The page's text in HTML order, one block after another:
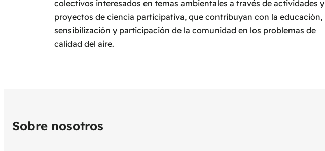
colectivos interesados en temas ambientales a través de actividades y
proyectos de ciencia participativa, que contribuyan con la educación,
sensibilización y participación de la comunidad en los problemas de
calidad del aire.
Sobre nosotros